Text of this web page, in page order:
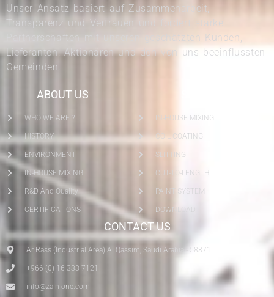
Unser Ansatz basiert auf Zusammenarbeit,
Transparenz und Vertrauen und fördert starke
Partnerschaften mit unseren geschätzten Kunden,
Lieferanten, Aktionären und den von uns beeinflussten
Gemeinden.
ABOUT US
WHO WE ARE ?
HISTORY
ENVIRONMENT
IN-HOUSE MIXING
R&D And Quality
CERTIFICATIONS
IN-HOUSE MIXING
COIL COATING
SLITTING
CUT-TO-LENGTH
PAINT SYSTEM
DOWNLOAD
CONTACT US
Ar Rass (Industrial Area) Al Qassim, Saudi Arabia - 58871.
+966 (0) 16 333 7121
info@zain-one.com